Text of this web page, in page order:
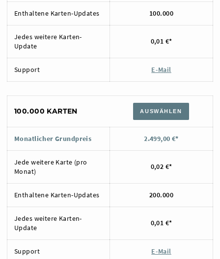
Enthaltene Karten-Updates 100.000
Jedes weitere Karten-
Update
0,01 €*
Support E-Mail
100.000 KARTEN AUSWÄHLEN
Monatlicher Grundpreis 2.499,00 €*
Jede weitere Karte (pro
Monat)
0,02 €*
Enthaltene Karten-Updates 200.000
Jedes weitere Karten-
Update
0,01 €*
Support E-Mail